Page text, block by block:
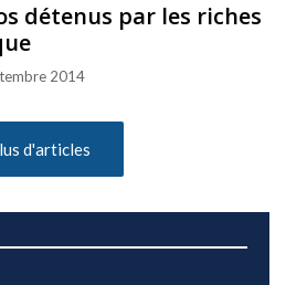
détenus par les riches
2014
d'articles